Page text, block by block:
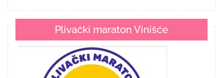
Plivački maraton Vinišće